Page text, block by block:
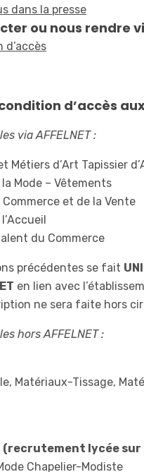
dans la presse
ou nous rendre
d’accès
d’accès
via AFFELNET :
Métiers d’Art Tapissier
Mode – Vêtements
et de la Vente
du Commerce
précédentes se fait
en lien avec
ne sera faite hors
hors AFFELNET :
Matériaux-Tissage,
(recrutement lycée sur
Chapelier-Modiste